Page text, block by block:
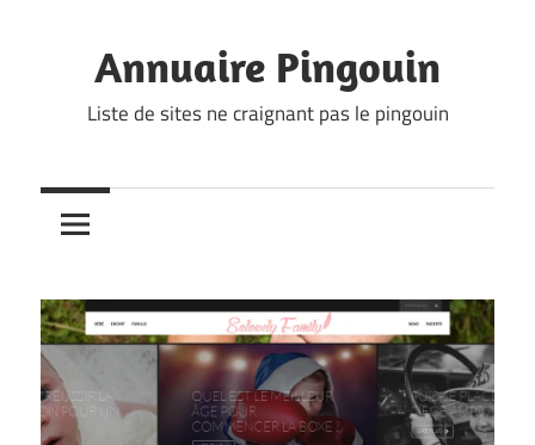
contentAnnuaire Pingouin
Liste de sites ne craignant pas le pingouin